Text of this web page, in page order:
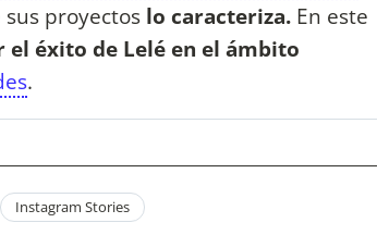
proyectos lo caracteriza. En este
éxito de Lelé en el ámbito
.
Instagram Stories